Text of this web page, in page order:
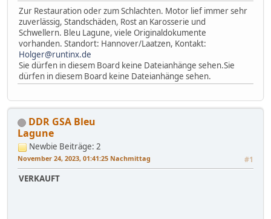
Zur Restauration oder zum Schlachten. Motor lief immer sehr
zuverlässig, Standschäden, Rost an Karosserie und
Schwellern. Bleu Lagune, viele Originaldokumente
vorhanden. Standort: Hannover/Laatzen, Kontakt:
Holger@runtinx.de
Sie dürfen in diesem Board keine Dateianhänge sehen.Sie
dürfen in diesem Board keine Dateianhänge sehen.
DDR GSA Bleu
Lagune
Newbie Beiträge: 2
November 24, 2023, 01:41:25 Nachmittag #1
VERKAUFT